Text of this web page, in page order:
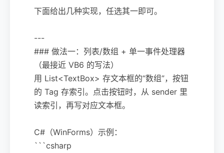
下面给出几种实现，任选其一即可。
---
### 做法一：列表/数组 + 单一事件处理器
（最接近 VB6 的写法）
用 List<TextBox> 存文本框的“数组”，按钮
的 Tag 存索引。点击按钮时，从 sender 里
读索引，再写对应文本框。
C#（WinForms）示例：
```csharp